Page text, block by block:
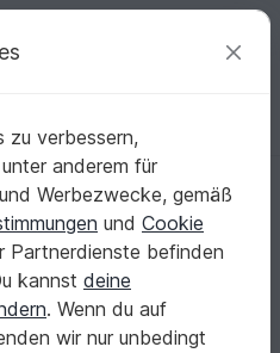
einloggen Kostenlos registrieren
Jacken & Westen
zu verbessern,
anderem für
Werbezwecke, gemäß
und Cookie
Partnerdienste befinden
kannst deine
. Wenn du auf
wir nur unbedingt